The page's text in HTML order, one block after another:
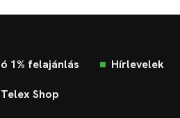
1% felajánlás Hírlevelek
Telex Shop